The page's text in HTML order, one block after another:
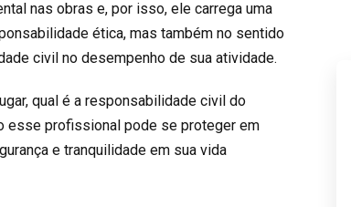
nas obras e, por isso, ele carrega uma
ética, mas também no sentido
civil no desempenho de sua atividade.
qual é a responsabilidade civil do
esse profissional pode se proteger em
e tranquilidade em sua vida